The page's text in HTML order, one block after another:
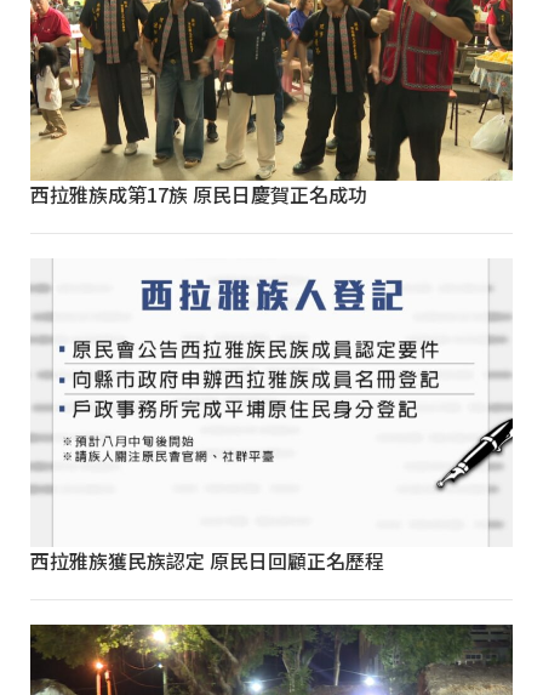
西拉雅族成第17族 原民日慶賀正名成功
西拉雅族獲民族認定 原民日回顧正名歷程